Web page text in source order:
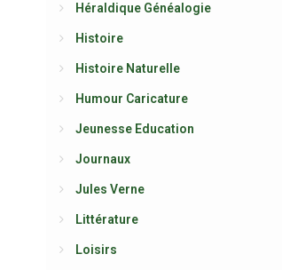
Héraldique Généalogie
Histoire
Histoire Naturelle
Humour Caricature
Jeunesse Education
Journaux
Jules Verne
Littérature
Loisirs